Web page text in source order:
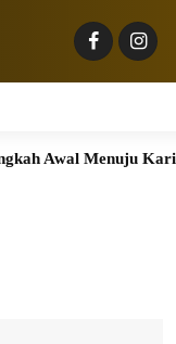
Karier Global